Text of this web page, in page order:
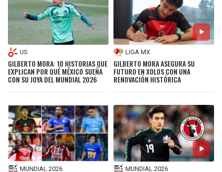
US
GILBERTO MORA: 10 HISTORIAS QUE
EXPLICAN POR QUÉ MÉXICO SUEÑA
CON SU JOYA DEL MUNDIAL 2026
LIGA MX
GILBERTO MORA ASEGURA SU
FUTURO EN XOLOS CON UNA
RENOVACIÓN HISTÓRICA
MUNDIAL 2026 MUNDIAL 2026